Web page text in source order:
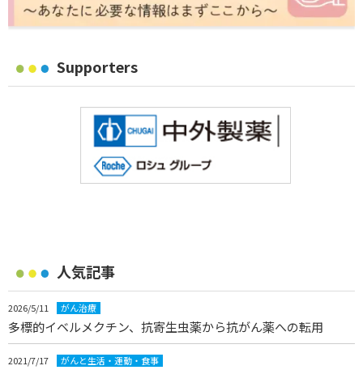
Supporters
人気記事
2026/5/11 がん治療
多標的イベルメクチン、抗寄生虫薬から抗がん薬への転用
2021/7/17 がんと生活・運動・食事